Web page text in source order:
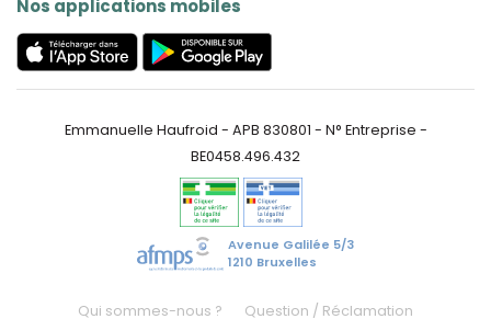
Nos applications mobiles
Emmanuelle Haufroid - APB 830801 - N° Entreprise -
BE0458.496.432
Avenue Galilée 5/3
1210 Bruxelles
Qui sommes-nous ? Question / Réclamation